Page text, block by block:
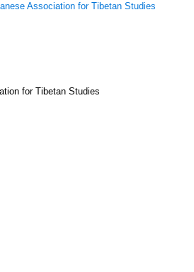
Association for Tibetan Studies
for Tibetan Studies